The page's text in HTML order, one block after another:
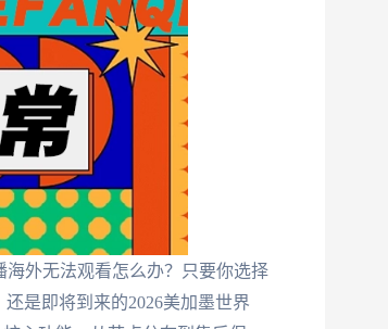
外无法观看怎么办？只要你选择
是即将到来的2026美加墨世界